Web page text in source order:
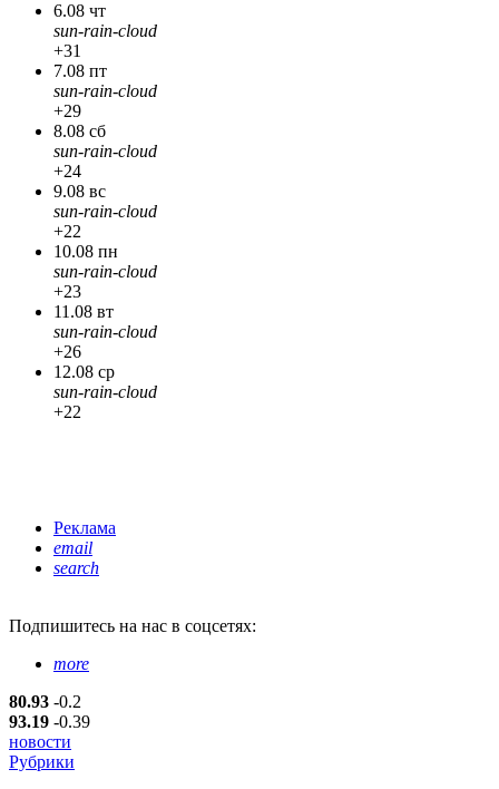
6.08 чт
sun-rain-cloud
+31
7.08 пт
sun-rain-cloud
+29
8.08 сб
sun-rain-cloud
+24
9.08 вс
sun-rain-cloud
+22
10.08 пн
sun-rain-cloud
+23
11.08 вт
sun-rain-cloud
+26
12.08 ср
sun-rain-cloud
+22
Реклама
email
search
Подпишитесь на нас в соцсетях:
more
80.93 -0.2
93.19 -0.39
новости
Рубрики